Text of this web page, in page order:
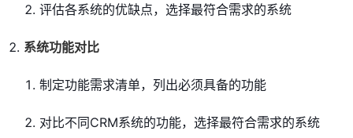
评估各系统的优缺点，选择最符合需求的系统
系统功能对比
制定功能需求清单，列出必须具备的功能
对比不同CRM系统的功能，选择最符合需求的系统